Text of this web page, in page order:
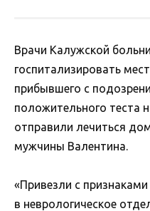
Врачи Калужской
госпитализировать
прибывшего с
положительного теста
отправили лечиться
мужчины Валентина.
«Привезли с признаками
в неврологическое